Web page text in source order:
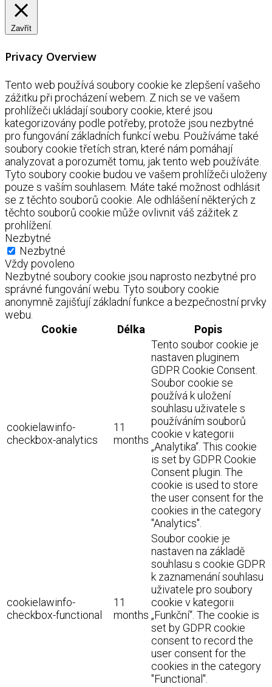
Zavřít
Privacy Overview
Tento web používá soubory cookie ke zlepšení vašeho
zážitku při procházení webem. Z nich se ve vašem
prohlížeči ukládají soubory cookie, které jsou
kategorizovány podle potřeby, protože jsou nezbytné
pro fungování základních funkcí webu. Používáme také
soubory cookie třetích stran, které nám pomáhají
analyzovat a porozumět tomu, jak tento web používáte.
Tyto soubory cookie budou ve vašem prohlížeči uloženy
pouze s vaším souhlasem. Máte také možnost odhlásit
se z těchto souborů cookie. Ale odhlášení některých z
těchto souborů cookie může ovlivnit váš zážitek z
prohlížení.
Nezbytné
Nezbytné
Vždy povoleno
Nezbytné soubory cookie jsou naprosto nezbytné pro
správné fungování webu. Tyto soubory cookie
anonymně zajišťují základní funkce a bezpečnostní prvky
webu.
Cookie
Délka Popis
cookielawinfo-
checkbox-analytics
11
months
Tento soubor cookie je
nastaven pluginem
GDPR Cookie Consent.
Soubor cookie se
používá k uložení
souhlasu uživatele s
používáním souborů
cookie v kategorii
„Analytika“. This cookie
is set by GDPR Cookie
Consent plugin. The
cookie is used to store
the user consent for the
cookies in the category
"Analytics".
cookielawinfo-
checkbox-functional
11
months
Soubor cookie je
nastaven na základě
souhlasu s cookie GDPR
k zaznamenání souhlasu
uživatele pro soubory
cookie v kategorii
„Funkční“. The cookie is
set by GDPR cookie
consent to record the
user consent for the
cookies in the category
"Functional".